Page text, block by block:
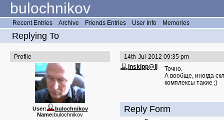
bulochnikov
Recent Entries Archive Friends Entries User Info Memories
Replying To
Profile
User:
bulochnikov
Name:bulochnikov
14th-Jul-2012 09:35 pm
inskipp@lj
Точно.
А вообще, иногда
комплексы такие ;)
Reply Form